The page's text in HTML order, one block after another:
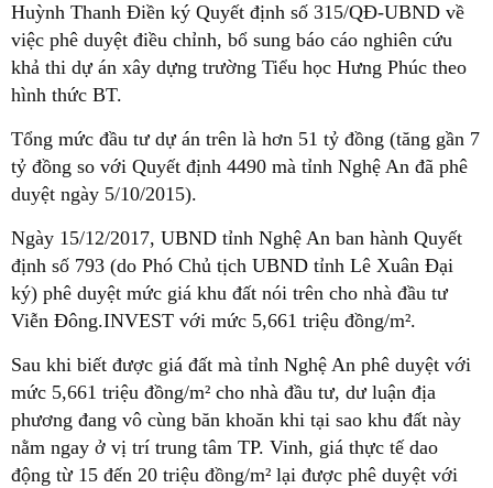
Huỳnh Thanh Điền ký Quyết định số 315/QĐ-UBND về
việc phê duyệt điều chỉnh, bổ sung báo cáo nghiên cứu
khả thi dự án xây dựng trường Tiểu học Hưng Phúc theo
hình thức BT.
Tổng mức đầu tư dự án trên là hơn 51 tỷ đồng (tăng gần 7
tỷ đồng so với Quyết định 4490 mà tỉnh Nghệ An đã phê
duyệt ngày 5/10/2015).
Ngày 15/12/2017, UBND tỉnh Nghệ An ban hành Quyết
định số 793 (do Phó Chủ tịch UBND tỉnh Lê Xuân Đại
ký) phê duyệt mức giá khu đất nói trên cho nhà đầu tư
Viễn Đông.INVEST với mức 5,661 triệu đồng/m².
Sau khi biết được giá đất mà tỉnh Nghệ An phê duyệt với
mức 5,661 triệu đồng/m² cho nhà đầu tư, dư luận địa
phương đang vô cùng băn khoăn khi tại sao khu đất này
nằm ngay ở vị trí trung tâm TP. Vinh, giá thực tế dao
động từ 15 đến 20 triệu đồng/m² lại được phê duyệt với